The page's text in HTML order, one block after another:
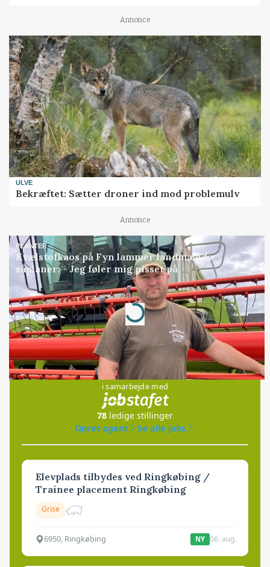
Annonce
ULVE
Bekræftet: Sætter droner ind mod problemulv
Annonce
PLANTER
Kvælstofkaos på Fyn lammer landmænds
såplaner: - Jeg føler mig pisset på
Annonce
Loading...
Jobs
i samarbejde med
78 ledige stillinger
Opret agent
Se alle jobs
Elevplads tilbydes ved Ringkøbing /
Trainee placement Ringkøbing
Grise
6950, Ringkøbing NY 06. aug.